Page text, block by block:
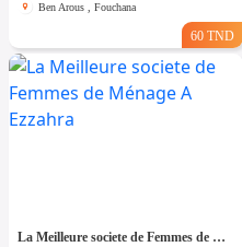
Ben Arous , Fouchana
60 TND
La Meilleure societe de Femmes de Ménage A Ezzahra